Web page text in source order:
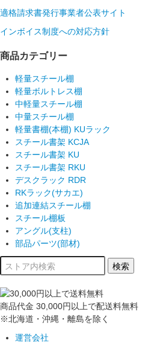
適格請求書発行事業者公表サイト
インボイス制度への対応方針
商品カテゴリー
軽量スチール棚
軽量ボルトレス棚
中軽量スチール棚
中量スチール棚
軽量書棚(本棚) KUラック
スチール書架 KCJA
スチール書架 KU
スチール書架 RKU
デスクラック RDR
RKラック(サカエ)
追加連結スチール棚
スチール棚板
アングル(支柱)
部品パーツ(部材)
商品代金 30,000円以上で配送料無料
※北海道・沖縄・離島を除く
運営会社